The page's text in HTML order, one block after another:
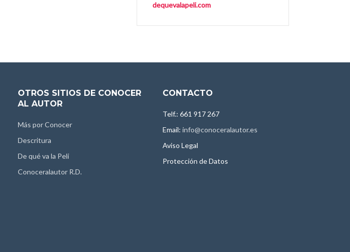
dequevalapeli.com
OTROS SITIOS DE CONOCER
AL AUTOR
Más por Conocer
Descritura
De qué va la Peli
Conoceralautor R.D.
CONTACTO
Telf.: 661 917 267
Email: info@conoceralautor.es
Aviso Legal
Protección de Datos